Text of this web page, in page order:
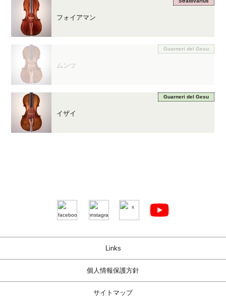
フォイアマン
Guarneri del Gesu
ムンツ
Guarneri del Gesu
イザイ
Links
個人情報保護方針
サイトマップ